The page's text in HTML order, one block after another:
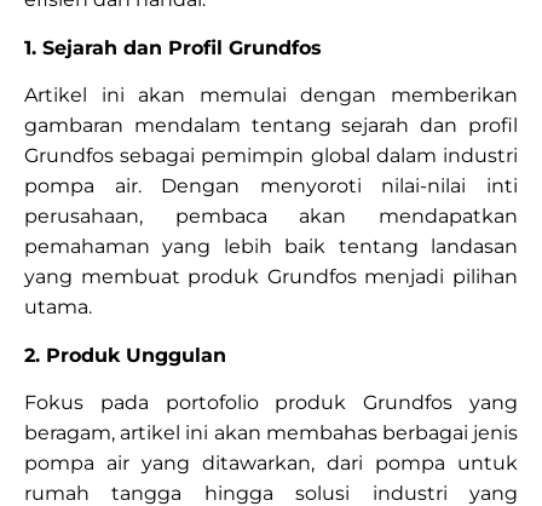
1. Sejarah dan Profil Grundfos
Artikel ini akan memulai dengan memberikan
gambaran mendalam tentang sejarah dan profil
Grundfos sebagai pemimpin global dalam industri
pompa air. Dengan menyoroti nilai-nilai inti
perusahaan, pembaca akan mendapatkan
pemahaman yang lebih baik tentang landasan
yang membuat produk Grundfos menjadi pilihan
utama.
2. Produk Unggulan
Fokus pada portofolio produk Grundfos yang
beragam, artikel ini akan membahas berbagai jenis
pompa air yang ditawarkan, dari pompa untuk
rumah tangga hingga solusi industri yang